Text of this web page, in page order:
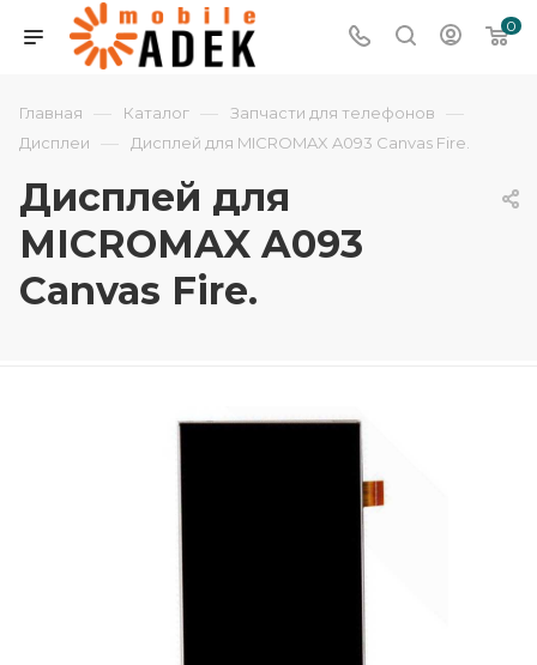
0
Главная — Каталог — Запчасти для телефонов —
Дисплеи — Дисплей для MICROMAX A093 Canvas Fire.
Дисплей для
MICROMAX A093
Canvas Fire.